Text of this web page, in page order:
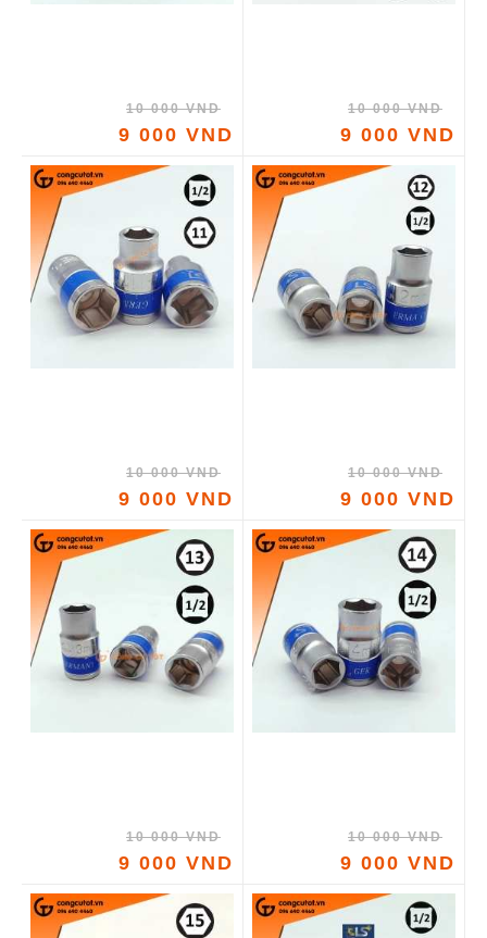
10 000 VND
9 000 VND
10 000 VND
9 000 VND
10 000 VND
9 000 VND
10 000 VND
9 000 VND
10 000 VND
9 000 VND
10 000 VND
9 000 VND